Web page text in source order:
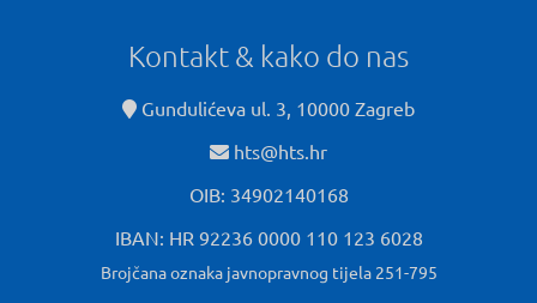
Kontakt & kako do nas
Gundulićeva ul. 3, 10000 Zagreb
hts@hts.hr
OIB: 34902140168
IBAN: HR 92236 0000 110 123 6028
Brojčana oznaka javnopravnog tijela 251-795